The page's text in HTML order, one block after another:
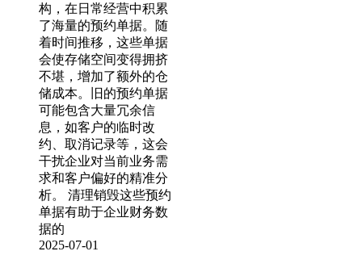
构，在日常经营中积累
了海量的预约单据。随
着时间推移，这些单据
会使存储空间变得拥挤
不堪，增加了额外的仓
储成本。旧的预约单据
可能包含大量冗余信
息，如客户的临时改
约、取消记录等，这会
干扰企业对当前业务需
求和客户偏好的精准分
析。 清理销毁这些预约
单据有助于企业财务数
据的
2025-07-01